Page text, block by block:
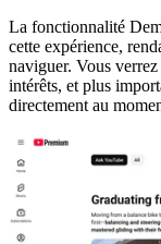
La fonctionnalité
cette expérience,
naviguer. Vous
intérêts, et plus
directement au